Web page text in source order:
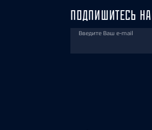
ПОДПИШИТЕСЬ
Введите Ваш e-mail